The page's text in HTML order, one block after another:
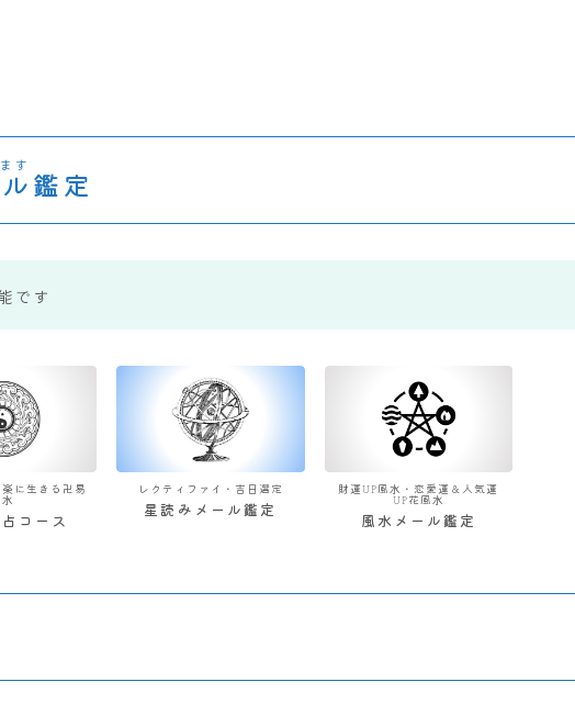
す
鑑定
です
に生きる卍易
コース
レクティファイ・吉日選定
星読みメール鑑定
財運UP風水・恋愛運＆人気運
UP花風水
風水メール鑑定